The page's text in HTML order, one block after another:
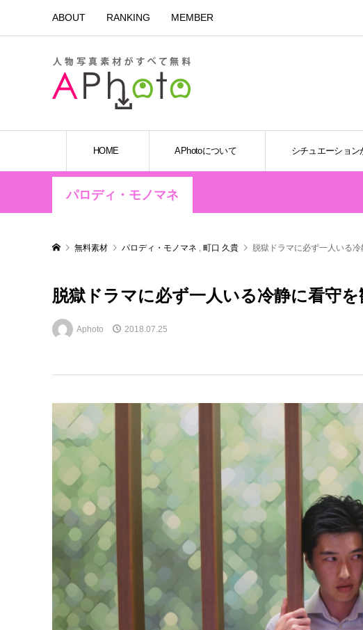
ABOUT RANKING MEMBER
HOME APhotoについて シチュエーション
パロディ・モノマネ
無料素材 パロディ・モノマネ , 町口 久貴 脱獄ドラマに必ず一人いる
脱獄ドラマに必ず一人いる冷静に看守
Aphoto 2018.07.25